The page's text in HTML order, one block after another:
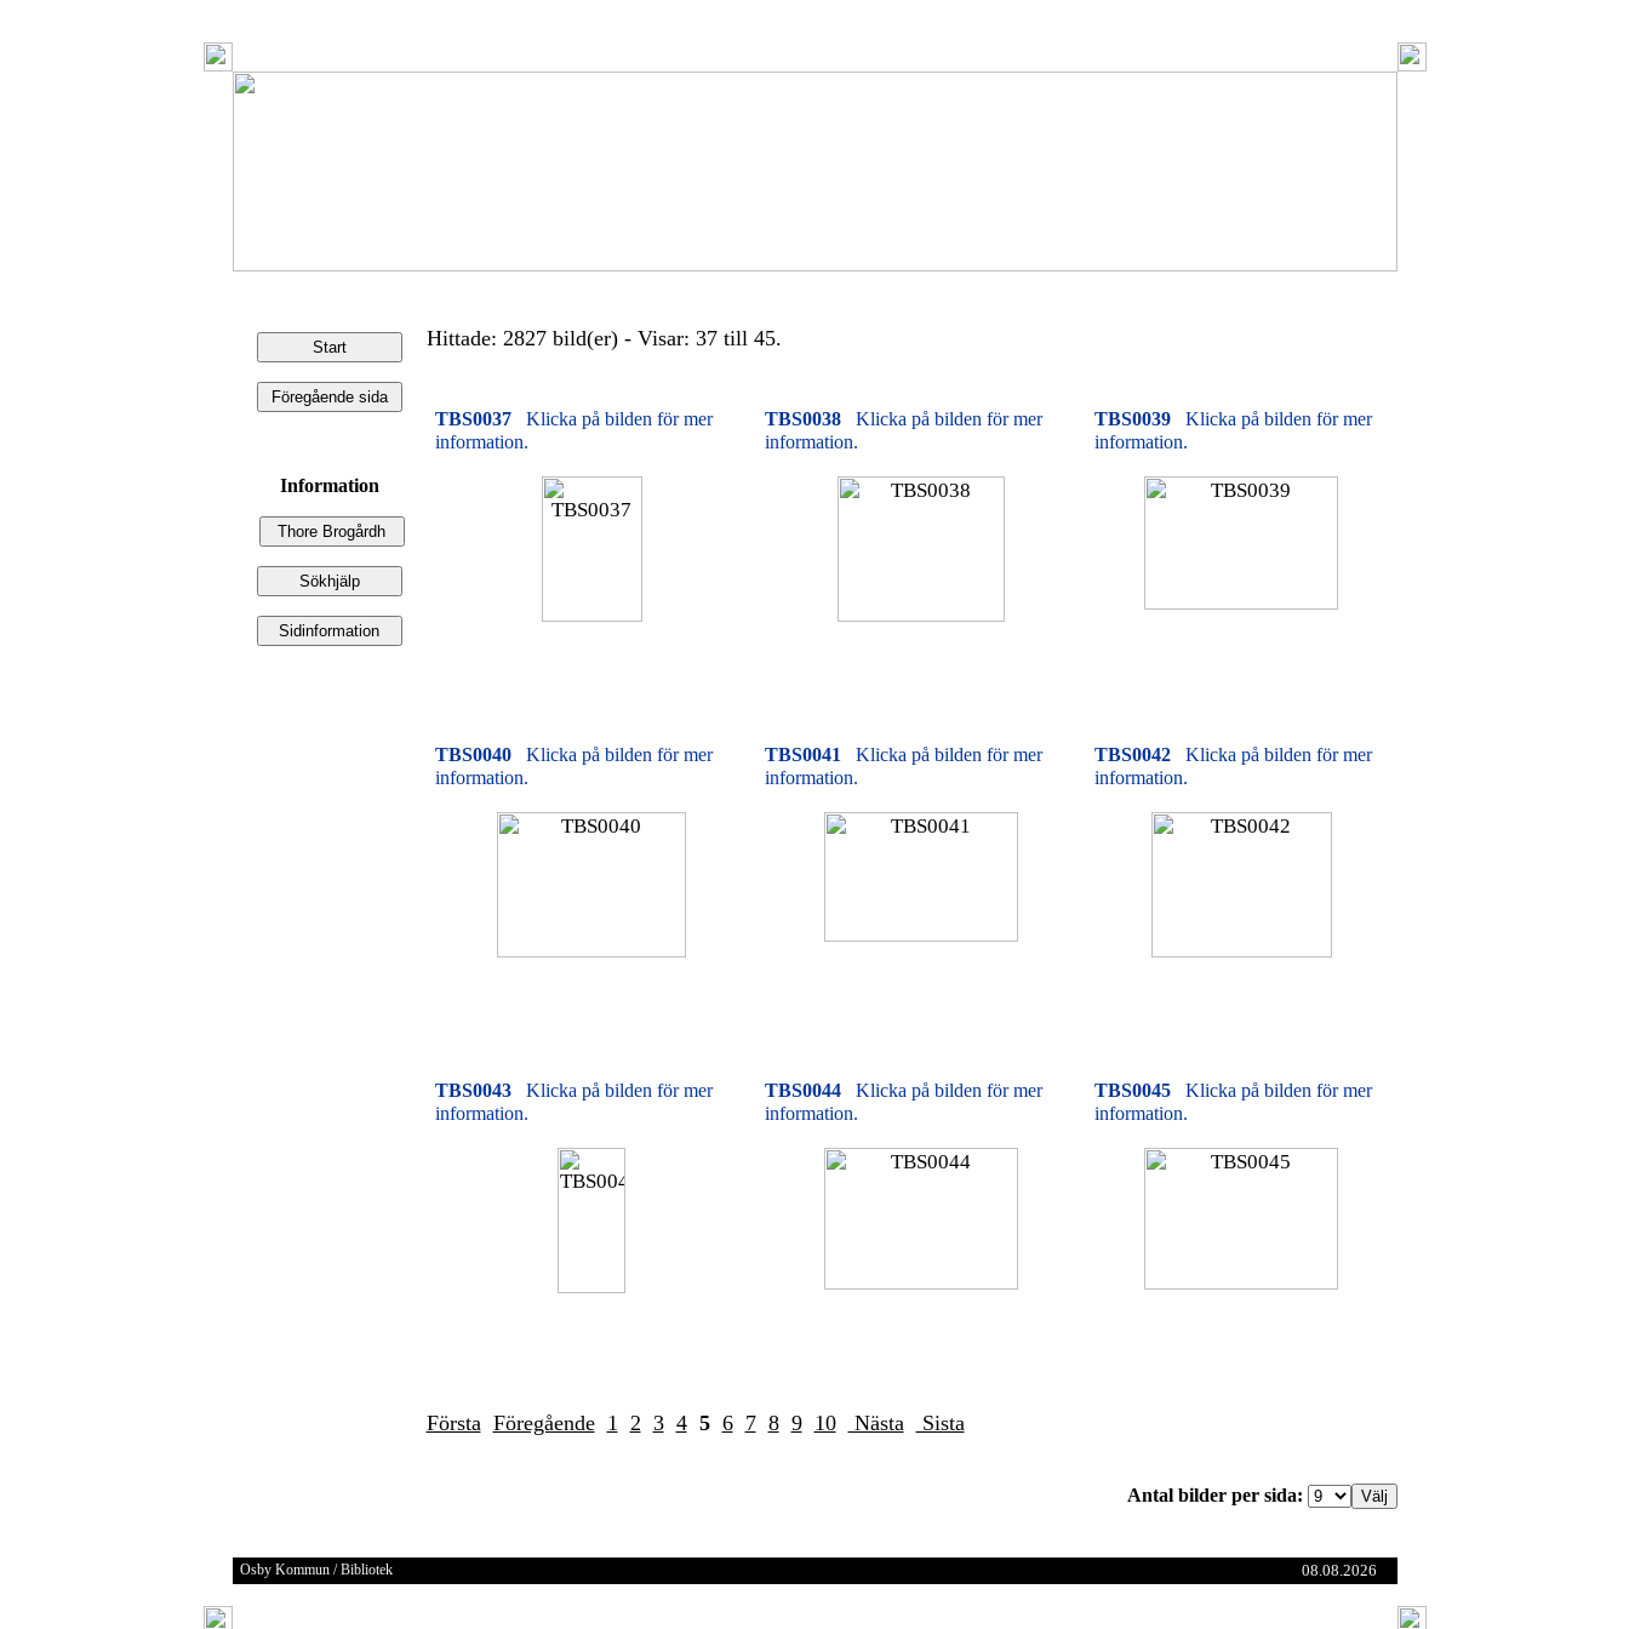
Information
Hittade: 2827 bild(er) - Visar: 37 till 45.
TBS0037
Klicka på bilden för mer
information.
TBS0038
Klicka på bilden för mer
information.
TBS0039
Klicka på bilden för mer
information.
TBS0040
Klicka på bilden för mer
information.
TBS0041
Klicka på bilden för mer
information.
TBS0042
Klicka på bilden för mer
information.
TBS0043
Klicka på bilden för mer
information.
TBS0044
Klicka på bilden för mer
information.
TBS0045
Klicka på bilden för mer
information.
Första Föregående 1 2 3 4 5 6 7 8 9 10 Nästa Sista
Antal bilder per sida:
Osby Kommun / Bibliotek 08.08.2026